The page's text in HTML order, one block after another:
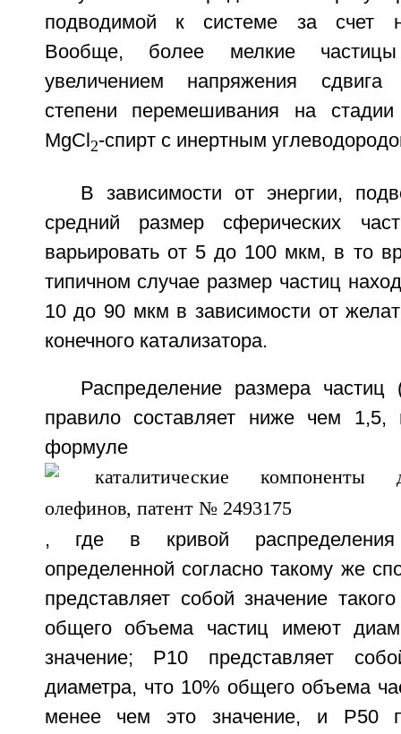
подводимой к системе за счет
Вообще, более мелкие
увеличением напряжения сдвига
степени перемешивания на
MgCl 2-спирт с инертным
В зависимости от энергии,
средний размер сферических
варьировать от 5 до 100 мкм, в то
типичном случае размер частиц
10 до 90 мкм в зависимости от
конечного катализатора.
Распределение размера частиц
правило составляет ниже чем 1,5,
формуле
, где в кривой распределения
определенной согласно такому же
представляет собой значение
общего объема частиц имеют
значение; Р10 представляет
диаметра, что 10% общего объема
менее чем это значение, и Р50